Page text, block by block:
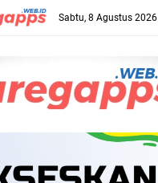
Sabtu, 8 Agustus 2026